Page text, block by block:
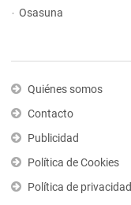
Osasuna
Quiénes somos
Contacto
Publicidad
Política de Cookies
Política de privacidad